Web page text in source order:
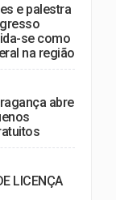
e palestra
se como
na região
abre
LICENÇA